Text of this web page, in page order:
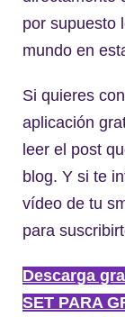
por supuesto
mundo en
Si quieres
aplicación
leer el post
blog. Y si te
vídeo de tu
para
Descarga
SET PARA